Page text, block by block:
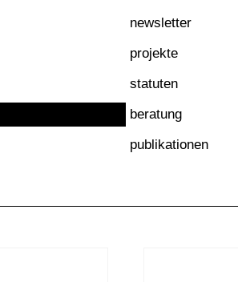
newsletter
projekte
statuten
beratung
publikationen